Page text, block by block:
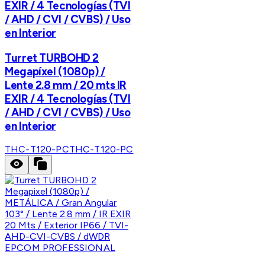
EXIR / 4 Tecnologías (TVI
/ AHD / CVI / CVBS) / Uso
en Interior
Turret TURBOHD 2
Megapíxel (1080p) /
Lente 2.8 mm / 20 mts IR
EXIR / 4 Tecnologías (TVI
/ AHD / CVI / CVBS) / Uso
en Interior
THC-T120-PCTHC-T120-PC
EPCOM PROFESSIONAL